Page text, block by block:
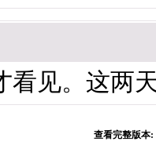
看见。这两
查看完整版本